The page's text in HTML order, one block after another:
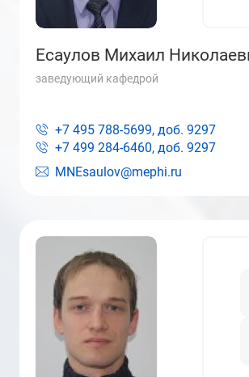
Есаулов Михаил
заведующий кафедрой
MNEsaulov@mephi.ru
+7 495 788-5699, доб. 9297
+7 499 284-6460, доб. 9297